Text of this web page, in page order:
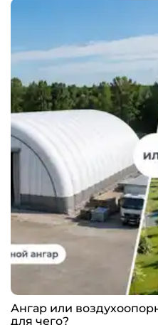
Ангар или
для чего?